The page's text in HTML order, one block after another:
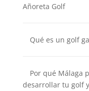
Añoreta Golf
Qué es un golf
Por qué Málaga
desarrollar tu golf